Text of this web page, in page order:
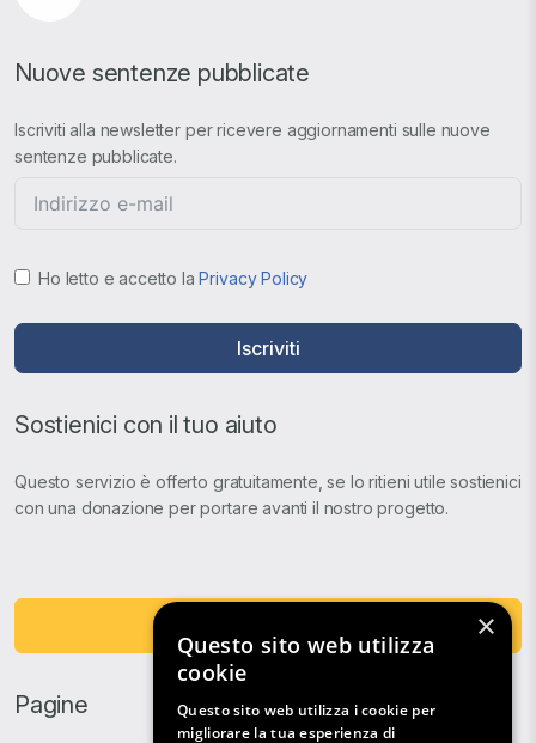
Nuove sentenze pubblicate
Iscriviti alla newsletter per ricevere aggiornamenti sulle nuove
sentenze pubblicate.
Ho letto e accetto laPrivacy Policy
Iscriviti
Sostienici con il tuo aiuto
Questo servizio è offerto gratuitamente, se lo ritieni utile sostienici
con una donazione per portare avanti il nostro progetto.
Pagine
×
Questo sito web utilizza
cookie
Questo sito web utilizza i cookie per
migliorare la tua esperienza di